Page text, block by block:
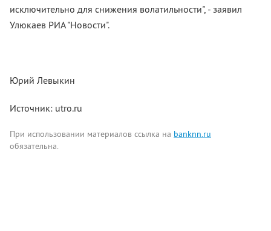
исключительно для снижения волатильности", - заявил
Улюкаев РИА "Новости".
Юрий Левыкин
Источник: utro.ru
При использовании материалов ссылка на banknn.ru
обязательна.